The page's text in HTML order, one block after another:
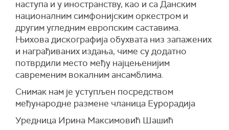
наступа и у иностранству, као и са Данским
националним симфонијским оркестром и
другим угледним европским саставима.
Њихова дискографија обухвата низ запажених
и награђиваних издања, чиме су додатно
потврдили место међу најцењенијим
савременим вокалним ансамблима.
Снимак нам је уступљен посредством
међународне размене чланица Еурорадија
Уредница Ирина Максимовић Шашић